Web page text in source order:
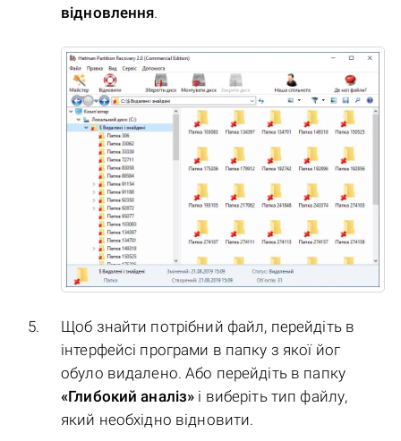
відновлення.
Щоб знайти потрібний файл, перейдіть в
інтерфейсі програми в папку з якої йог
обуло видалено. Або перейдіть в папку
«Глибокий аналіз» і виберіть тип файлу,
який необхідно відновити.